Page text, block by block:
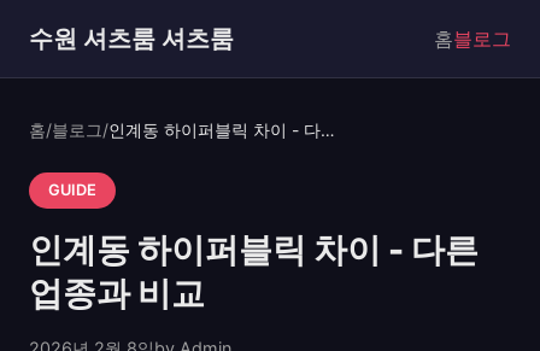
수원 셔츠룸 셔츠룸 홈블로그
홈/블로그/ 인계동 하이퍼블릭 차이 - 다른 업종과 비교
GUIDE
인계동 하이퍼블릭 차이 - 다른
업종과 비교